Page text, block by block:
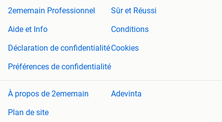
2ememain Professionnel
Sûr et Réussi
Aide et Info
Conditions
Déclaration de confidentialitéCookies
Préférences de confidentialité
À propos de 2ememain
Adevinta
Plan de site